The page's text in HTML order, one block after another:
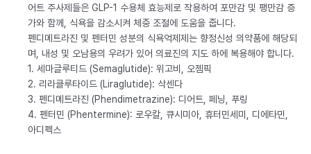
어트 주사제들은 GLP-1 수용체 효능제로 작용하여 포만감 및 팽만감 증
가와 함께, 식욕을 감소시켜 체중 조절에 도움을 줍니다.
펜디메트라진 및 펜터민 성분의 식욕억제제는 향정신성 의약품에 해당되
며, 내성 및 오남용의 우려가 있어 의료진의 지도 하에 복용해야 합니다.
1. 세마글루티드 (Semaglutide): 위고비, 오젬픽
2. 리라클루타이드 (Liraglutide): 삭센다
3. 펜디메트라진 (Phendimetrazine): 디어트, 페닝, 푸링
4. 펜터민 (Phentermine): 로우칼, 큐시미아, 휴터민세미, 디에타민,
아디펙스